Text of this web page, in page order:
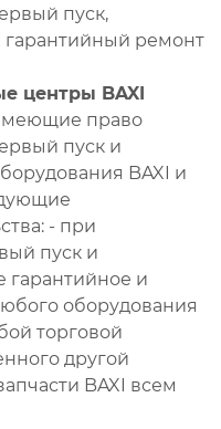
пуск,
ремонт
центры BAXI
право
пуск и
BAXI и
- при
пуск и
гарантийное и
оборудования
торговой
другой
BAXI всем